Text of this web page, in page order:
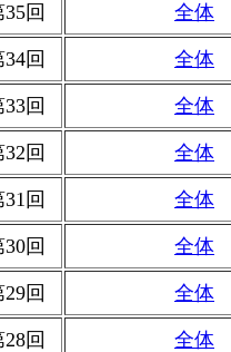
回 全体
回 全体
回 全体
回 全体
回 全体
回 全体
回 全体
回 全体